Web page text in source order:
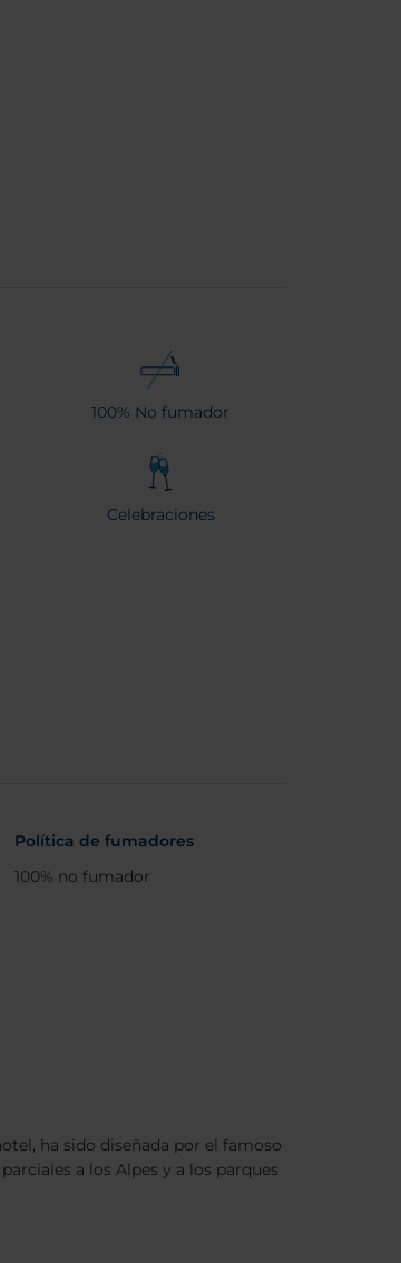
100% No fumador
Celebraciones
Política de fumadores
100% no fumador
ha sido diseñada por el famoso
a los Alpes y a los parques